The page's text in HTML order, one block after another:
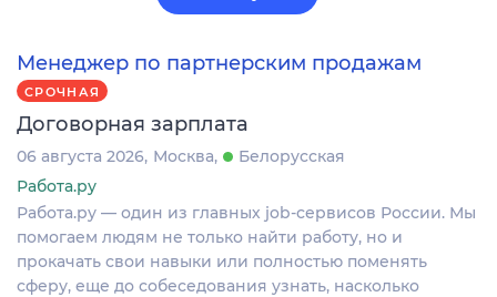
Менеджер по партнерским продажам
СРОЧНАЯ
Договорная зарплата
06 августа 2026 Москва
Белорусская
Работа.ру
Работа.ру — один из главных job-сервисов России. Мы
помогаем людям не только найти работу, но и
прокачать свои навыки или полностью поменять
сферу, еще до собеседования узнать, насколько